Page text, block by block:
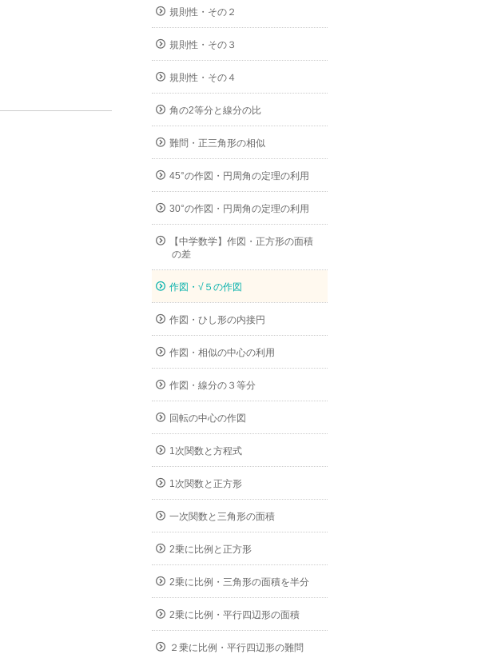
規則性・その２
規則性・その３
規則性・その４
角の2等分と線分の比
難問・正三角形の相似
45°の作図・円周角の定理の利用
30°の作図・円周角の定理の利用
【中学数学】作図・正方形の面積
の差
作図・√５の作図
作図・ひし形の内接円
作図・相似の中心の利用
作図・線分の３等分
回転の中心の作図
1次関数と方程式
1次関数と正方形
一次関数と三角形の面積
2乗に比例と正方形
2乗に比例・三角形の面積を半分
2乗に比例・平行四辺形の面積
２乗に比例・平行四辺形の難問